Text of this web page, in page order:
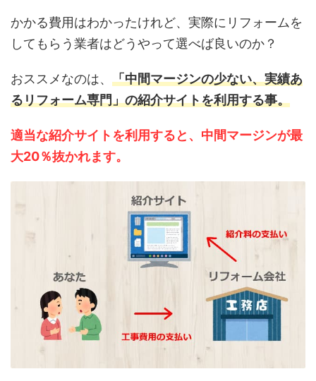
かかる費用はわかったけれど、実際にリフォームを
してもらう業者はどうやって選べば良いのか？
おススメなのは、 「中間マージンの少ない、実績あ
るリフォーム専門」の紹介サイトを利用する事。
適当な紹介サイトを利用すると、中間マージンが最
大20％抜かれます。